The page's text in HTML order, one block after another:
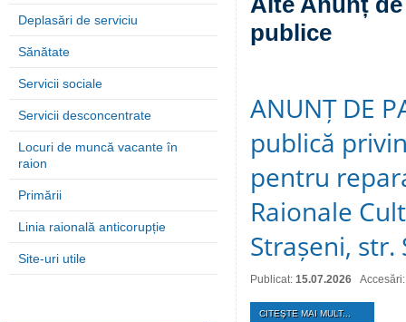
Deplasări de serviciu
Sănătate
Servicii sociale
Servicii desconcentrate
Locuri de muncă vacante în
raion
Primării
Linia raională anticorupție
Site-uri utile
publice
ANUNȚ DE
publică
pentru
Raionale
Strașeni, str.
Publicat: 15.07.2026
CITEŞTE MAI MULT...